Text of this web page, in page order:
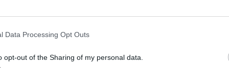
Data Processing Opt Outs
opt-out of the Sharing of my personal data.
τις ηλεκτρονικές υπηρεσίες του ΟΑΕΔ, για την
γίνεται αποκλειστικά ηλεκτρονικά, μέσω της Ενιαίας